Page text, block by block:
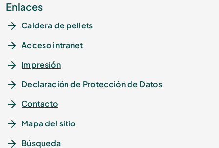
Enlaces
Caldera de pellets
Acceso intranet
Impresión
Declaración de Protección de Datos
Contacto
Mapa del sitio
Búsqueda